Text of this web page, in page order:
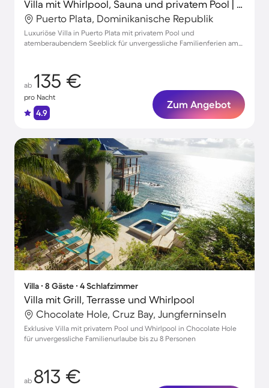
Villa mit Whirlpool, Sauna und privatem Pool | Seeblick | Ideal für Homeoffice
Puerto Plata, Dominikanische Republik
Luxuriöse Villa in Puerto Plata mit privatem Pool und
atemberaubendem Seeblick für unvergessliche Familienferien am
ab 135 €
pro Nacht
4.9
Zum Angebot
Villa ∙ 8 Gäste ∙ 4 Schlafzimmer
Villa mit Grill, Terrasse und Whirlpool
Chocolate Hole, Cruz Bay, Jungferninseln
Exklusive Villa mit privatem Pool und Whirlpool in Chocolate Hole
für unvergessliche Familienurlaube bis zu 8 Personen
ab 813 €